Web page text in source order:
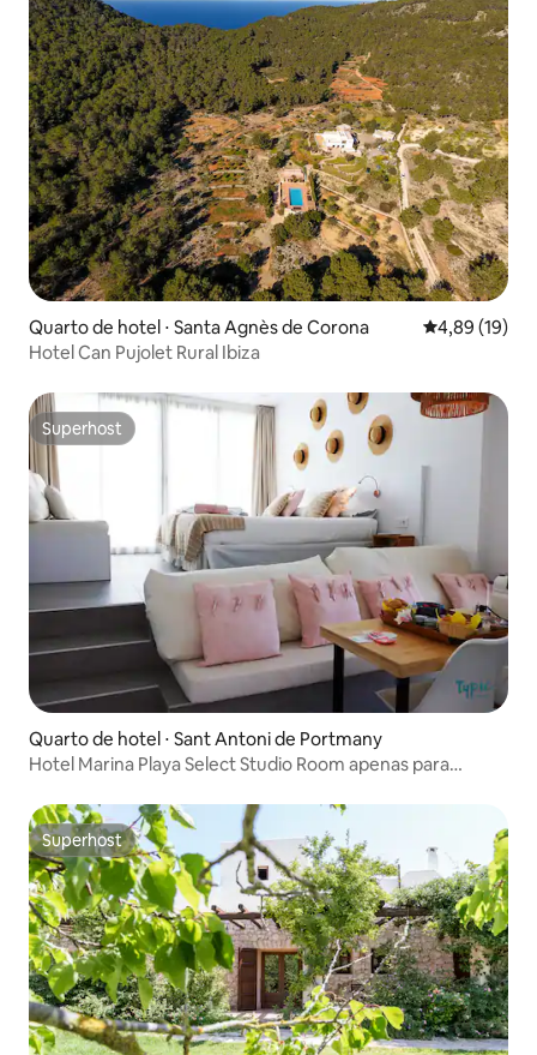
Quarto de hotel ⋅ Santa Agnès de Corona 4,89 de uma
4,89 (19)
Hotel Can Pujolet Rural Ibiza
Superhost
Superhost
Quarto de hotel ⋅ Sant Antoni de Portmany
Hotel Marina Playa Select Studio Room apenas para
Superhost
Superhost